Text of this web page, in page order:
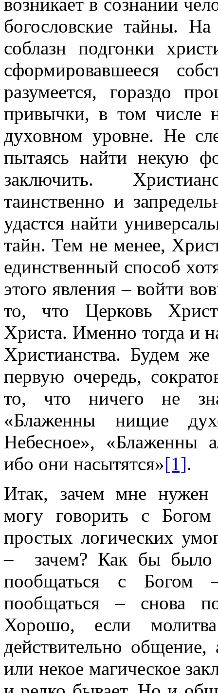
богословские тайны.
соблазн подгонки
сформировавшееся
разумеется, гораздо
привычки, в том числе
духовном уровне. Не
пытаясь найти некую
заключить.
таинственно и
удастся найти
тайн. Тем не менее,
единственный способ
этого явления – войти
то, что Церковь
Христа. Именно тогда и
Христианства. Будем
первую очередь,
то, что ничего не
«Блаженны нищие
Небесное», «Блаженны
ибо они насытятся»[1].
Итак, зачем мне нужен
могу говорить с
простых логических
– зачем? Как бы было
пообщаться с Богом
пообщаться – снова
Хорошо, если
действительно
или некое магическое